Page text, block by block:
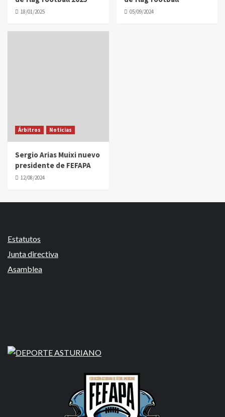
18/01/2025 05/09/2024
Árbitros Noticias
Sergio Arias Muixi nuevo
presidente de FEFAPA
12/08/2024
Estatutos
Junta directiva
Asamblea